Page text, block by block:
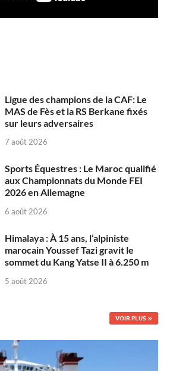
Ligue des champions de la CAF: Le
MAS de Fès et la RS Berkane fixés
sur leurs adversaires
7 août 2026
Sports Équestres : Le Maroc qualifié
aux Championnats du Monde FEI
2026 en Allemagne
6 août 2026
Himalaya : À 15 ans, l’alpiniste
marocain Youssef Tazi gravit le
sommet du Kang Yatse II à 6.250 m
5 août 2026
VOIR PLUS